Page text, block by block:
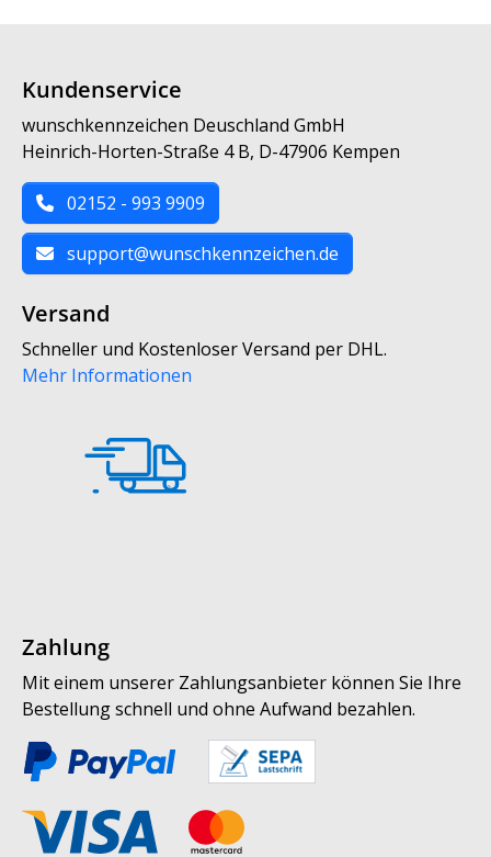
Kundenservice
wunschkennzeichen Deuschland GmbH
Heinrich-Horten-Straße 4 B, D-47906 Kempen
02152 - 993 9909
support@wunschkennzeichen.de
Versand
Schneller und Kostenloser Versand per DHL.
Mehr Informationen
Zahlung
Mit einem unserer Zahlungsanbieter können Sie Ihre
Bestellung schnell und ohne Aufwand bezahlen.